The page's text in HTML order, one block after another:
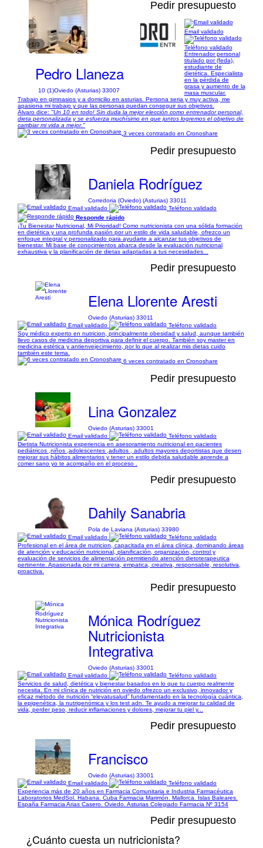
1/3
Pedir presupuesto
Pedro Llaneza
10 (1)Oviedo (Asturias) 33007
Email validado
Teléfono validado
Entrenador personal
titulado por (feda),
estudiante de
dietética. Especialista
en la pérdida de
grasa y aumento de la
masa muscular.
Trabajo en gimnasios y a domicilio en asturias. Persona seria y muy activa, me
apasiona mi trabajo y que las personas puedan conseguir sus objetivos.
Álvaro dice: "Un 10 en todo! Sin duda la mejor elección como entrenador personal,
dieta personalizada y se esfuerza muchísimo en que juntos logremos el objetivo de
cambiar mi vida a mejor."
3 veces contratado en Cronoshare
Pedir presupuesto
Daniela Rodríguez
Corredoria (Oviedo) (Asturias) 33011
Email validado
Teléfono validado
Responde rápido
¡Tu Bienestar Nutricional, Mi Prioridad! Como nutricionista con una sólida formación
en dietética y una profunda pasión por un estilo de vida saludable, ofrezco un
enfoque integral y personalizado para ayudarte a alcanzar tus objetivos de
bienestar. Mi base de conocimientos abarca desde la evaluación nutricional
exhaustiva y la planificación de dietas adaptadas a tus necesidades...
Pedir presupuesto
Elena Llorente Aresti
Oviedo (Asturias) 33011
Email validado
Teléfono validado
Soy médico experto en nutricion, principalmente obesidad y salud, aunque también
llevo casos de medicina deportiva para definir el cuerpo. También soy master en
medicina estética y antienvejecimiento, por lo que al realizar mis dietas cuido
también este tema.
6 veces contratado en Cronoshare
Pedir presupuesto
Lina Gonzalez
Oviedo (Asturias) 33001
Email validado
Teléfono validado
Dietista Nutricionista experiencia en asesoramiento nutricional en pacientes
pediátricos ,niños ,adolescentes ,adultos , adultos mayores deportistas que desen
mejorar sus hábitos alimentarios y tener un estilo debida saludable aprende a
comer sano yo te acompaño en el proceso .
Pedir presupuesto
Dahily Sanabria
Pola de Laviana (Asturias) 33980
Email validado
Teléfono validado
Profesional en el área de nutricion, capacitada en el área clínica, dominando áreas
de atención y educación nutricional, planificación, organización, control y
evaluación de servicios de alimentación permitiendo atención dietoterapeutica
pertinente. Apasionada por mi carrera, empatica, creativa, responsable, resolutiva,
proactiva.
Pedir presupuesto
Mónica Rodríguez
Nutricionista
Integrativa
Oviedo (Asturias) 33001
Email validado
Teléfono validado
Servicios de salud, dietética y bienestar basados en lo que tu cuerpo realmente
necesita. En mi clínica de nutrición en oviedo ofrezco un exclusivo, innovador y
eficaz método de nutrición “elevatusalud” fundamentado en la tecnología cuántica,
la epigenética, la nutrigenómica y los test adn. Te ayudo a mejorar tu calidad de
vida, perder peso, reducir inflamaciones y dolores, mejorar tu piel y...
Pedir presupuesto
Francisco
Oviedo (Asturias) 33001
Email validado
Teléfono validado
Experiencia más de 20 años en Farmacia Comunitaria e Industria Farmacéutica
Laboratorios MedSol. Habana. Cuba Farmacia Marimón. Mallorca. Islas Baleares.
España Farmacia Arias Casero. Oviedo. Asturias Colegiado Farmacia Nº 3154
Pedir presupuesto
¿Cuánto cuesta un nutricionista?